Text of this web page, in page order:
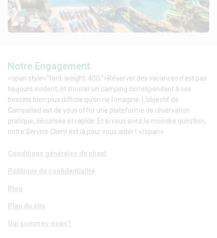
Notre Engagement
<span style="font-weight: 400;">Réserver des vacances n’est pas
toujours évident, et trouver un camping correspondant à vos
besoins bien plus difficile qu’on ne l’imagine. L’objectif de
Campsited est de vous offrir une plateforme de réservation
pratique, sécurisée et rapide. Et si vous avez la moindre question,
notre Service Client est là pour vous aider ! </span>
Conditions générales du client
Politique de confidentialité
Blog
Plan du site
Qui sommes-nous?